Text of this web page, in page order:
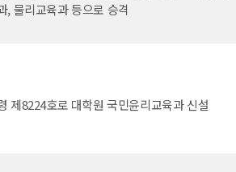
, 물리교육과 등으로 승격
제8224호로 대학원 국민윤리교육과 신설